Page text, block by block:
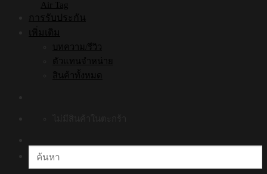
Air Tag
การรับประกัน
เพิ่มเติม
บทความ/รีวิว
ตัวแทนจำหน่าย
สินค้าทั้งหมด
ค้นหา: